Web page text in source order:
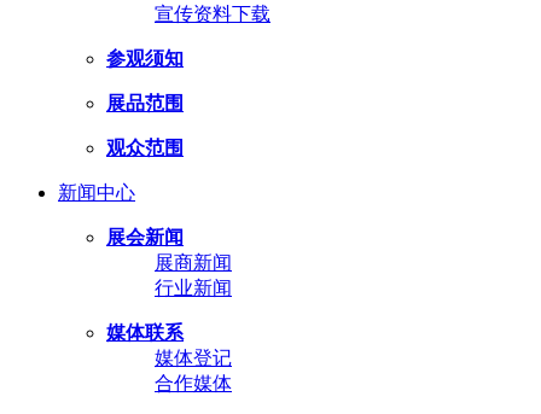
宣传资料下载
参观须知
展品范围
观众范围
新闻中心
展会新闻
展商新闻
行业新闻
媒体联系
媒体登记
合作媒体